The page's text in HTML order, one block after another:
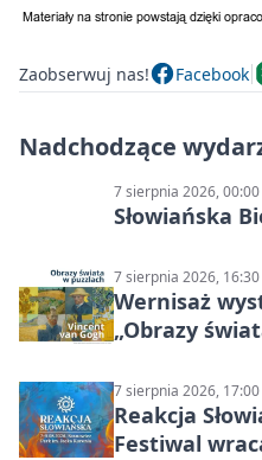
Zaobserwuj nas! Facebook
Nadchodzące
7 sierpnia 2026, 00:00
Słowiańska
7 sierpnia 2026, 16:30
Wernisaż
„Obrazy
7 sierpnia 2026, 17:00
Reakcja
Festiwal